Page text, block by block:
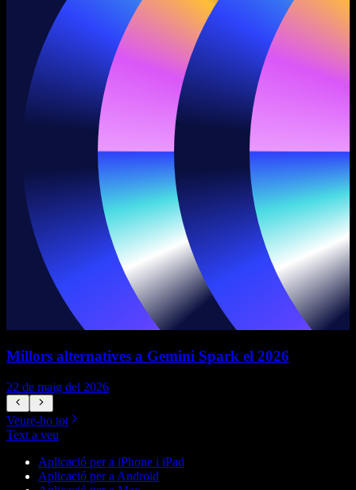
Millors alternatives a Gemini Spark el 2026
22 de maig del 2026
Veure-ho tot
Text a veu
Aplicació per a iPhone i iPad
Aplicació per a Android